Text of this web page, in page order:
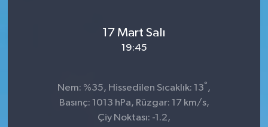
17 Mart Salı
19:45
Nem: %35, Hissedilen Sıcaklık: 13° ,
Basınç: 1013 hPa, Rüzgar: 17 km/s,
Çiy Noktası: -1.2,